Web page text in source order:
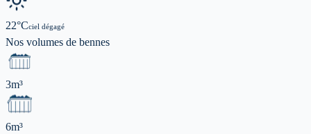
22°Cciel dégagé
Nos volumes de bennes
3m³
6m³